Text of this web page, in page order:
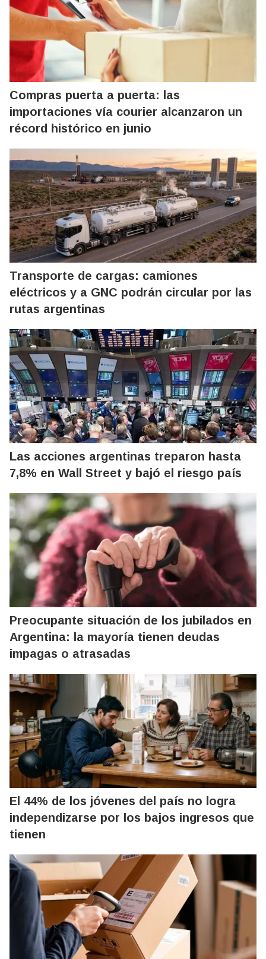
Compras puerta a puerta: las
importaciones vía courier alcanzaron un
récord histórico en junio
Transporte de cargas: camiones
eléctricos y a GNC podrán circular por las
rutas argentinas
Las acciones argentinas treparon hasta
7,8% en Wall Street y bajó el riesgo país
Preocupante situación de los jubilados en
Argentina: la mayoría tienen deudas
impagas o atrasadas
El 44% de los jóvenes del país no logra
independizarse por los bajos ingresos que
tienen